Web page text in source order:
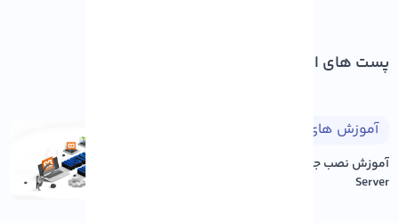
پست های اخیر
آموزش های طراحی وب
Server